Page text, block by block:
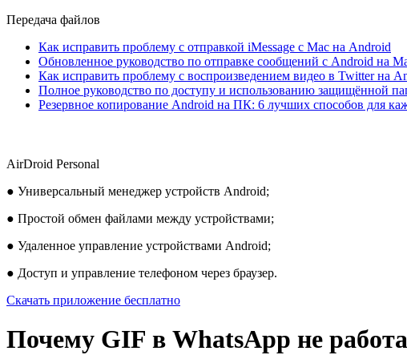
Передача файлов
Как исправить проблему с отправкой iMessage с Mac на Android
Обновленное руководство по отправке сообщений с Android на
Как исправить проблему с воспроизведением видео в Twitter на
Полное руководство по доступу и использованию защищённой
Резервное копирование Android на ПК: 6 лучших способов для
AirDroid Personal
● Универсальный менеджер устройств Android;
● Простой обмен файлами между устройствами;
● Удаленное управление устройствами Android;
● Доступ и управление телефоном через браузер.
Скачать приложение бесплатно
Почему GIF в WhatsApp не